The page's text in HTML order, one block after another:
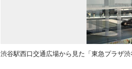
渋谷駅西口交通広場から見た「東急プラザ